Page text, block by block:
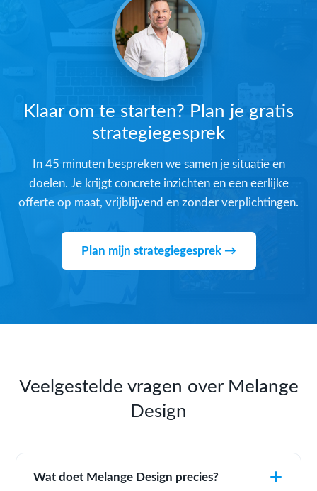
Klaar om te starten? Plan je gratis
strategiegesprek
In 45 minuten bespreken we samen je situatie en
doelen. Je krijgt concrete inzichten en een eerlijke
offerte op maat, vrijblijvend en zonder verplichtingen.
Plan mijn strategiegesprek →
Veelgestelde vragen over Melange
Design
Wat doet Melange Design precies?